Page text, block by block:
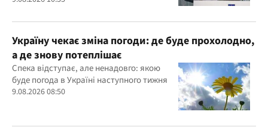
Україну чекає зміна погоди: де буде прохолодно,
а де знову потеплішає
Спека відступає, але ненадовго: якою
буде погода в Україні наступного тижня
9.08.2026 08:50